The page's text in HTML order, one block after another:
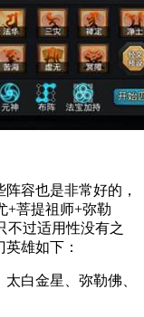
容也是非常好的，
+菩提祖师+弥勒
不过适用性没有之
雄如下：
白金星、弥勒佛、